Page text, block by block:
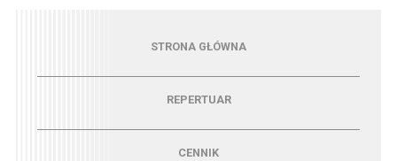
Menu - strona główna
STRONA GŁÓWNA
Menu - repertuarREPERTUAR
CENNIK